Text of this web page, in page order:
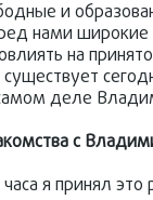
и
нами
на
деле
с
часа я принял